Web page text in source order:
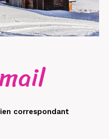
correspondant